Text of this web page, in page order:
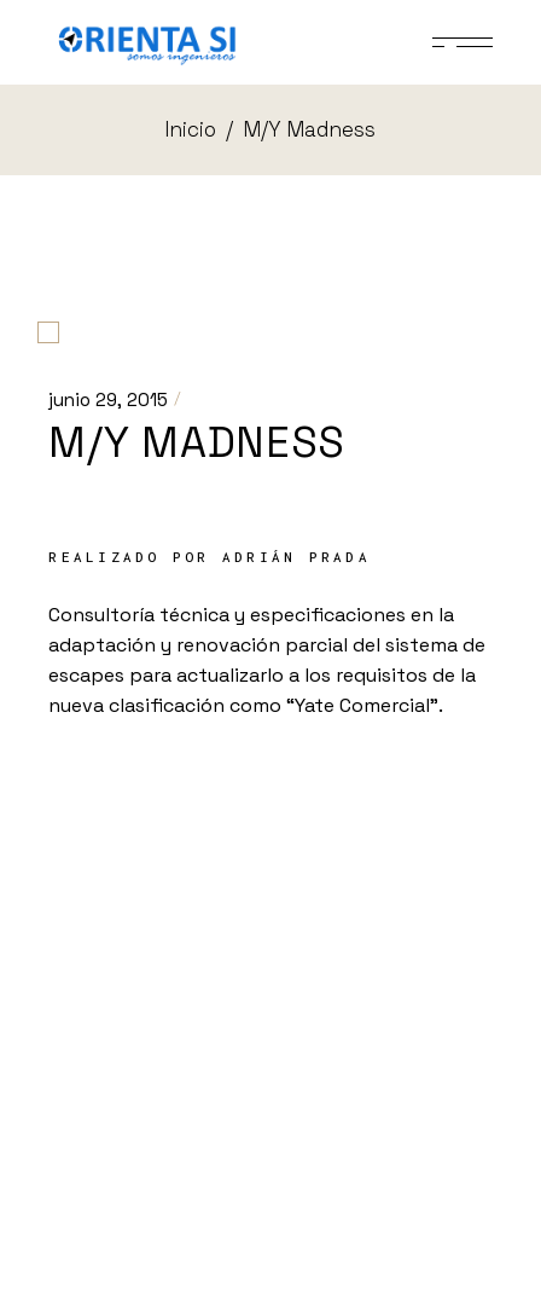
Inicio M/Y Madness
junio 29, 2015
M/Y MADNESS
REALIZADO POR ADRIÁN PRADA
Consultoría técnica y especificaciones en la
adaptación y renovación parcial del sistema de
escapes para actualizarlo a los requisitos de la
nueva clasificación como “Yate Comercial”.